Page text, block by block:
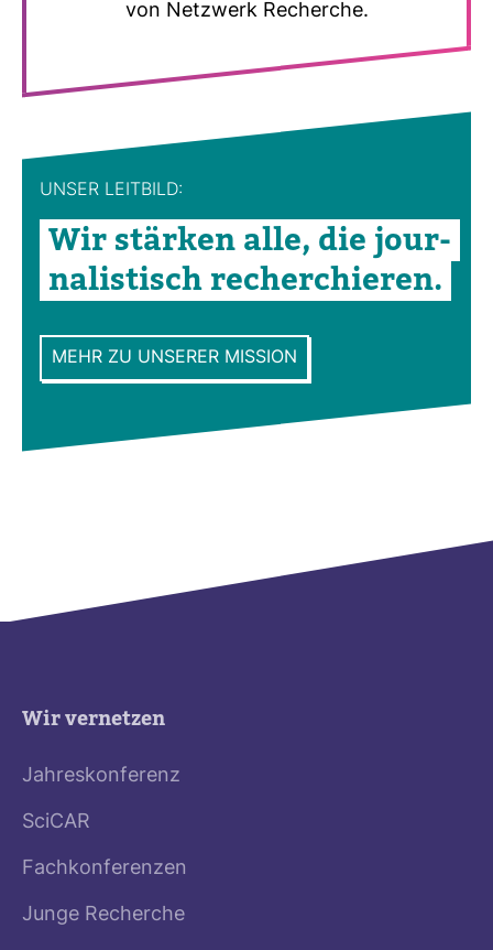
von Netz­werk Recherche.
UNSER LEIT­BILD:
Wir stärken alle, die jour­
na­lis­tisch recher­chieren.
MEHR ZU UNSERER MISSION
Wir vernetzen
Jahreskonferenz
SciCAR
Fachkonferenzen
Junge Recherche